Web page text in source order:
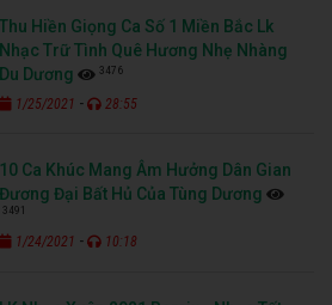
Thu Hiền Giọng Ca Số 1 Miền Bắc Lk
Nhạc Trữ Tình Quê Hương Nhẹ Nhàng
Du Dương
3476
1/25/2021 - 28:55
10 Ca Khúc Mang Âm Hưởng Dân Gian
Đương Đại Bất Hủ Của Tùng Dương
3491
1/24/2021 - 10:18